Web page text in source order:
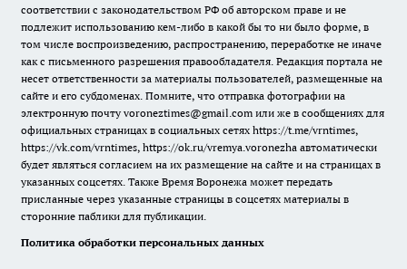
соответствии с законодательством РФ об авторском праве и не
подлежит использованию кем-либо в какой бы то ни было форме, в
том числе воспроизведению, распространению, переработке не иначе
как с письменного разрешения правообладателя. Редакция портала не
несет ответственности за материалы пользователей, размещенные на
сайте и его субдоменах. Помните, что отправка фотографии на
электронную почту voroneztimes@gmail.com или же в сообщениях для
официальных страницах в социальных сетях https://t.me/vrntimes,
https://vk.com/vrntimes, https://ok.ru/vremya.voronezha автоматически
будет являться согласием на их размещение на сайте и на страницах в
указанных соцсетях. Также Время Воронежа может передать
присланные через указанные страницы в соцсетях материалы в
сторонние паблики для публикации.
Политика обработки персональных данных